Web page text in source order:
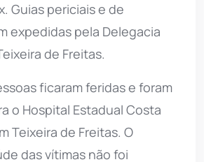
Guias periciais e de
expedidas pela Delegacia
de Freitas.
ficaram feridas e foram
o Hospital Estadual Costa
Teixeira de Freitas. O
das vítimas não foi